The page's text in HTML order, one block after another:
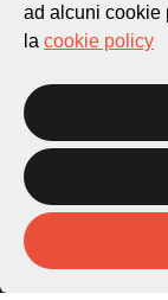
ad alcuni cookie
la cookie policy